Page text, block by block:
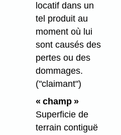
locatif dans un
tel produit au
moment où lui
sont causés des
pertes ou des
dommages.
("claimant")
« champ »
Superficie de
terrain contiguë